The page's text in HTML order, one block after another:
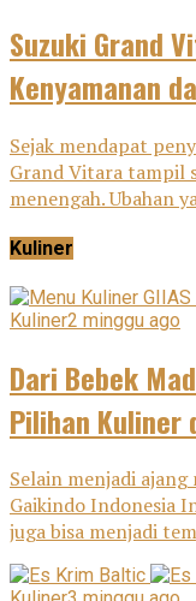
Suzuki Grand
Kenyamanan
Sejak mendapat
Grand Vitara tampil
menengah. Ubahan
Kuliner
Kuliner2 minggu ago
Dari Bebek
Pilihan Kuliner
Selain menjadi
Gaikindo Indonesia
juga bisa menjadi